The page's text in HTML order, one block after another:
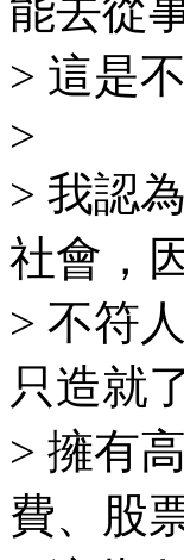
能去從
> 這是
>
> 我認
社會，
> 不符
只造就
> 擁有
費、股